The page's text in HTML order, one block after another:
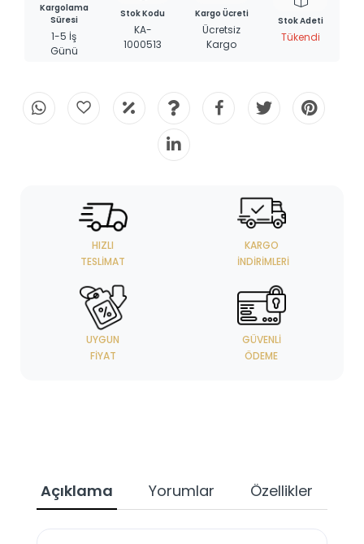
Kargolama
Süresi
1-5 İş
Günü
Stok Kodu
KA-
1000513
Kargo Ücreti
Ücretsiz
Kargo
Stok Adeti
Tükendi
HIZLI
TESLIMAT
KARGO
İNDIRIMLERI
UYGUN
FIYAT
GÜVENLI
ÖDEME
Açıklama Yorumlar Özellikler